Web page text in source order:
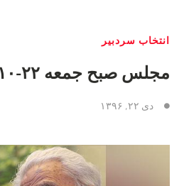
انتخاب سردبیر
مجلس صبح جمعه ۲۲-۱۰-۹ خانمها
دی ۲۲, ۱۳۹۶